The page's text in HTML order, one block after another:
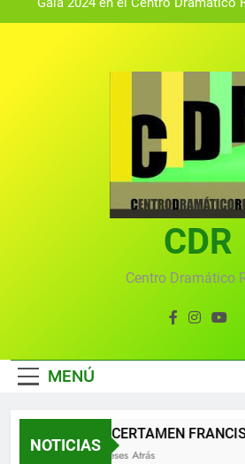
Gala 2024 en el Centro Dramático
convocado por el Centro Dramático
Gala anual virtual del Centro
Gala del Centro
Gala 2024 en el Centro Dramático
Textos seleccionados en el
Francisco Nieva de piezas
convocado por el Centro Dramático
Gala anual virtual del Centro
CDR
Centro Dramático
MENÚ
NOTICIAS
XII CERTAMEN
2 Meses Atrás